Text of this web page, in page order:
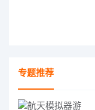
专题推荐